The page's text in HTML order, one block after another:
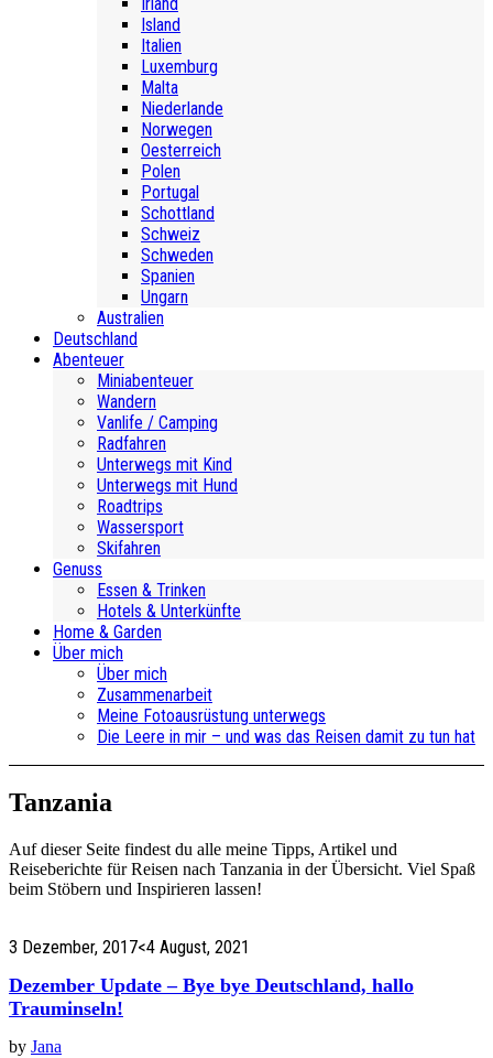
Island
Italien
Luxemburg
Malta
Niederlande
Norwegen
Oesterreich
Polen
Portugal
Schottland
Schweiz
Schweden
Spanien
Ungarn
Australien
Deutschland
Abenteuer
Miniabenteuer
Wandern
Vanlife / Camping
Radfahren
Unterwegs mit Kind
Unterwegs mit Hund
Roadtrips
Wassersport
Skifahren
Genuss
Essen & Trinken
Hotels & Unterkünfte
Home & Garden
Über mich
Über mich
Zusammenarbeit
Meine Fotoausrüstung unterwegs
Die Leere in mir – und was das Reisen damit zu tun hat
Tanzania
Auf dieser Seite findest du alle meine Tipps, Artikel und
Reiseberichte für Reisen nach Tanzania in der Übersicht. Viel Spaß
beim Stöbern und Inspirieren lassen!
3 Dezember, 2017<4 August, 2021
Dezember Update – Bye bye Deutschland, hallo
Trauminseln!
by Jana